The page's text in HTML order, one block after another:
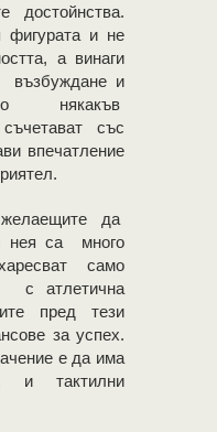
достойнства.
фигурата и не
а винаги
възбуждане и
някакъв
със
впечатление
да
нея са много
само
с атлетична
пред тези
за успех.
е да има
и тактилни